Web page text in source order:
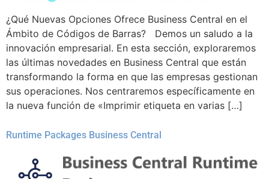
¿Qué Nuevas Opciones Ofrece Business Central en el
Ámbito de Códigos de Barras? Demos un saludo a la
innovación empresarial. En esta sección, exploraremos
las últimas novedades en Business Central que están
transformando la forma en que las empresas gestionan
sus operaciones. Nos centraremos específicamente en
la nueva función de «Imprimir etiqueta en varias […]
Runtime Packages Business Central